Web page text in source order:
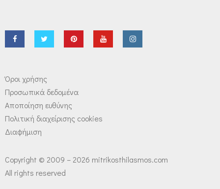
Όροι χρήσης
Προσωπικά δεδομένα
Αποποίηση ευθύνης
Πολιτική διαχείρισης cookies
Διαφήμιση
Copyright © 2009 – 2026 mitrikosthilasmos.com
All rights reserved